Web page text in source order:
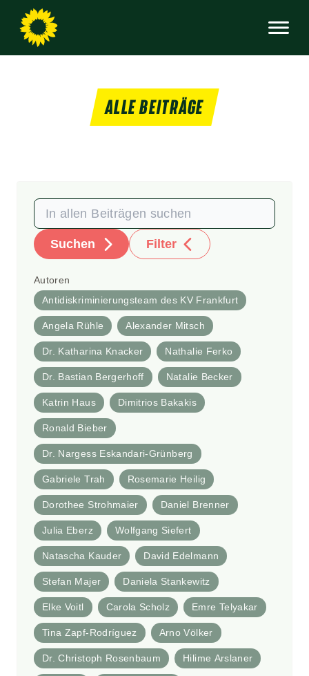
ALLE BEITRÄGE
Suchen Filter
Autoren
Antidiskriminierungsteam des KV Frankfurt
Angela Rühle Alexander Mitsch
Dr. Katharina Knacker Nathalie Ferko
Dr. Bastian Bergerhoff Natalie Becker
Katrin Haus Dimitrios Bakakis
Ronald Bieber
Dr. Nargess Eskandari-Grünberg
Gabriele Trah Rosemarie Heilig
Dorothee Strohmaier Daniel Brenner
Julia Eberz Wolfgang Siefert
Natascha Kauder David Edelmann
Stefan Majer Daniela Stankewitz
Elke Voitl Carola Scholz Emre Telyakar
Tina Zapf-Rodríguez Arno Völker
Dr. Christoph Rosenbaum Hilime Arslaner